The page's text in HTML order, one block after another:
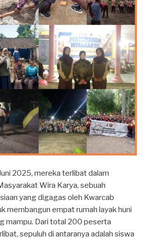
2025, mereka terlibat dalam
Wira Karya, sebuah
yang digagas oleh Kwarcab
membangun empat rumah layak huni
mampu. Dari total 200 peserta
sepuluh di antaranya adalah siswa